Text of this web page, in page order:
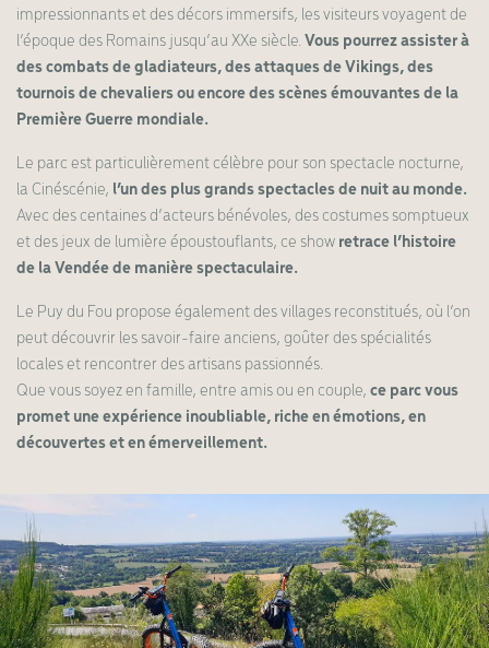
impressionnants et des décors immersifs, les visiteurs voyagent de
l’époque des Romains jusqu’au XXe siècle. Vous pourrez assister à
des combats de gladiateurs, des attaques de Vikings, des
tournois de chevaliers ou encore des scènes émouvantes de la
Première Guerre mondiale.
Le parc est particulièrement célèbre pour son spectacle nocturne,
la Cinéscénie, l’un des plus grands spectacles de nuit au monde.
Avec des centaines d’acteurs bénévoles, des costumes somptueux
et des jeux de lumière époustouflants, ce show retrace l’histoire
de la Vendée de manière spectaculaire.
Le Puy du Fou propose également des villages reconstitués, où l’on
peut découvrir les savoir-faire anciens, goûter des spécialités
locales et rencontrer des artisans passionnés.
Que vous soyez en famille, entre amis ou en couple, ce parc vous
promet une expérience inoubliable, riche en émotions, en
découvertes et en émerveillement.